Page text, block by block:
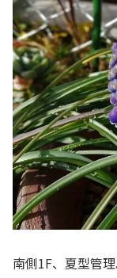
南側1F、夏型管